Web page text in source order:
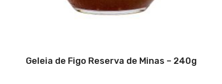
Geleia de Figo Reserva de Minas – 240g